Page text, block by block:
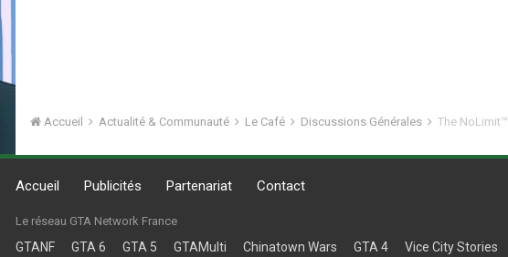
Accueil Actualité & Communauté Le Café Discussions Générales The NoLimit™
Accueil Publicités Partenariat Contact
Le réseau GTA Network France
GTANF GTA 6 GTA 5 GTAMulti Chinatown Wars GTA 4 Vice City Stories